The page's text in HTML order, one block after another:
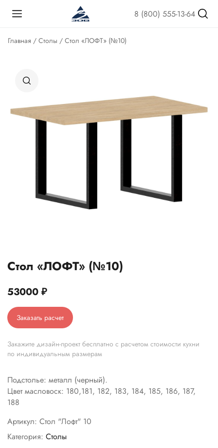
8 (800) 555-13-64
Главная / Столы / Стол «ЛОФТ» (№10)
Стол «ЛОФТ» (№10)
53000 ₽
Заказать расчет
Закажите дизайн-проект бесплатно с расчетом стоимости кухни
по индивидуальным размерам
Подстолье: металл (черный).
Цвет масловоск: 180,181, 182, 183, 184, 185, 186, 187,
188
Артикул: Стол "Лофт" 10
Категория: Столы